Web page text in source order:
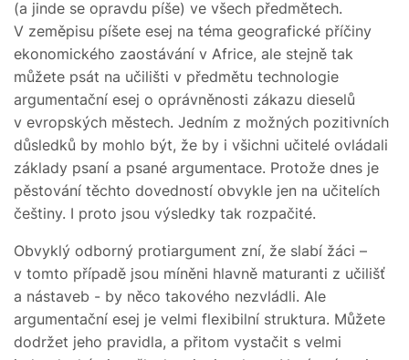
(a jinde se opravdu píše) ve všech předmětech.
V zeměpisu píšete esej na téma geografické příčiny
ekonomického zaostávání v Africe, ale stejně tak
můžete psát na učilišti v předmětu technologie
argumentační esej o oprávněnosti zákazu dieselů
v evropských městech. Jedním z možných pozitivních
důsledků by mohlo být, že by i všichni učitelé ovládali
základy psaní a psané argumentace. Protože dnes je
pěstování těchto dovedností obvykle jen na učitelích
češtiny. I proto jsou výsledky tak rozpačité.
Obvyklý odborný protiargument zní, že slabí žáci –
v tomto případě jsou míněni hlavně maturanti z učilišť
a nástaveb - by něco takového nezvládli. Ale
argumentační esej je velmi flexibilní struktura. Můžete
dodržet jeho pravidla, a přitom vystačit s velmi